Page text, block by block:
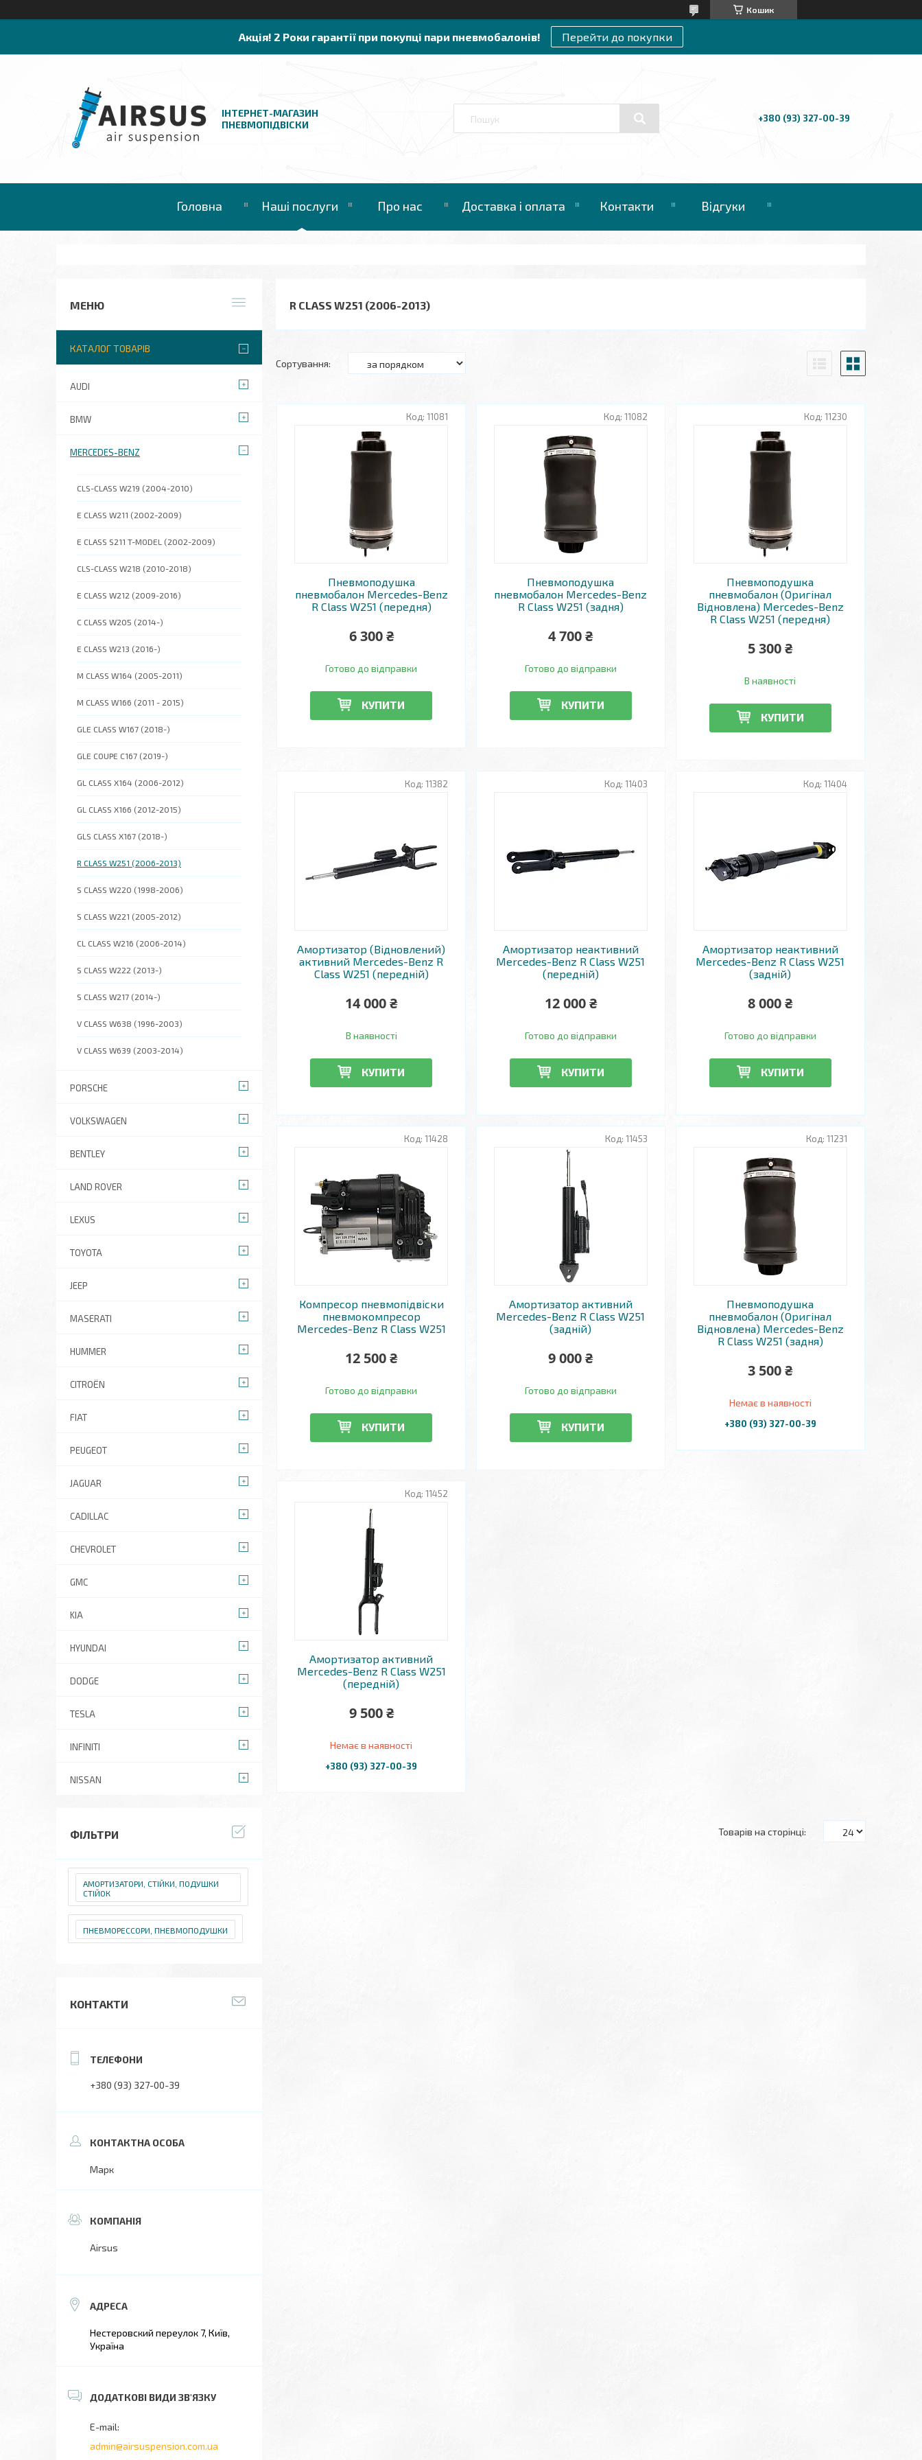
Кошик
Акція! 2 Роки гарантії при покупці пари пневмобалонів! Перейти до покупки
ІНТЕРНЕТ-МАГАЗИН
ПНЕВМОПІДВІСКИ
+380 (93) 327-00-39
Головна Наші послуги Про нас Доставка і оплата Контакти Відгуки
R CLASS W251 (2006-2013)
11081
Пневмоподушка
пневмобалон Mercedes-Benz
R Class W251 (передня)
6 300 ₴
Готово до відправки
КУПИТИ
11082
Пневмоподушка
пневмобалон Mercedes-Benz
R Class W251 (задня)
4 700 ₴
Готово до відправки
КУПИТИ
11230
Пневмоподушка
пневмобалон (Оригінал
Відновлена) Mercedes-Benz
R Class W251 (передня)
5 300 ₴
В наявності
КУПИТИ
11382
Амортизатор (Відновлений)
активний Mercedes-Benz R
Class W251 (передній)
14 000 ₴
В наявності
КУПИТИ
11403
Амортизатор неактивний
Mercedes-Benz R Class W251
(передній)
12 000 ₴
Готово до відправки
КУПИТИ
11404
Амортизатор неактивний
Mercedes-Benz R Class W251
(задній)
8 000 ₴
Готово до відправки
КУПИТИ
11428
Компресор пневмопідвіски
пневмокомпресор
Mercedes-Benz R Class W251
12 500 ₴
Готово до відправки
КУПИТИ
11453
Амортизатор активний
Mercedes-Benz R Class W251
(задній)
9 000 ₴
Готово до відправки
КУПИТИ
11231
Пневмоподушка
пневмобалон (Оригінал
Відновлена) Mercedes-Benz
R Class W251 (задня)
3 500 ₴
Немає в наявності
+380 (93) 327-00-39
11452
Амортизатор активний
Mercedes-Benz R Class W251
(передній)
9 500 ₴
Немає в наявності
+380 (93) 327-00-39
КАТАЛОГ ТОВАРІВ
AUDI
BMW
MERCEDES-BENZ
CLS-CLASS W219 (2004-2010)
E CLASS W211 (2002-2009)
E CLASS S211 T-MODEL (2002-2009)
CLS-CLASS W218 (2010-2018)
E CLASS W212 (2009-2016)
C CLASS W205 (2014-)
E CLASS W213 (2016-)
M CLASS W164 (2005-2011)
M CLASS W166 (2011 - 2015)
GLE CLASS W167 (2018-)
GLE COUPE C167 (2019-)
GL CLASS X164 (2006-2012)
GL CLASS X166 (2012-2015)
GLS CLASS X167 (2018-)
R CLASS W251 (2006-2013)
S CLASS W220 (1998-2006)
S CLASS W221 (2005-2012)
CL CLASS W216 (2006-2014)
S CLASS W222 (2013-)
S CLASS W217 (2014-)
V CLASS W638 (1996-2003)
V CLASS W639 (2003-2014)
PORSCHE
VOLKSWAGEN
BENTLEY
LAND ROVER
LEXUS
TOYOTA
JEEP
MASERATI
HUMMER
CITROËN
FIAT
PEUGEOT
JAGUAR
CADILLAC
CHEVROLET
GMC
KIA
HYUNDAI
DODGE
TESLA
INFINITI
NISSAN
ФІЛЬТРИ
АМОРТИЗАТОРИ, СТІЙКИ, ПОДУШКИ
СТІЙОК
ПНЕВМОРЕССОРИ, ПНЕВМОПОДУШКИ
КОНТАКТИ
+380 (93) 327-00-39
Марк
Airsus
Нестеровский переулок 7, Київ,
Україна
admin@airsuspension.com.ua